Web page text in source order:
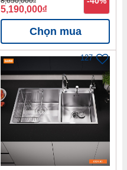
5,190,000đ
Chọn mua
127